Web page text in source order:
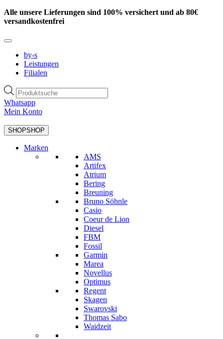
Zum
Inhalt
Alle unsere Lieferungen sind 100% versichert und ab 80€
versandkostenfrei
by-s
Leistungen
Filialen
Products
search
Whatsapp
Mein Konto
SHOPSHOP
Marken
AMS
Artifex
Atrium
Bering
Breuning
Bruno Söhnle
Casio
Coeur de Lion
Diesel
FBM
Fossil
Garmin
Marea
Novellus
Optimus
Regent
Skagen
Swarovski
Thomas Sabo
Waidzeit